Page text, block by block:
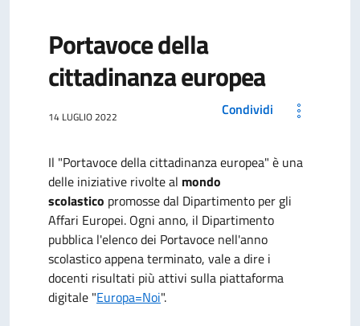
Portavoce della
cittadinanza europea
14 LUGLIO 2022 Condividi
Il "Portavoce della cittadinanza europea" è una
delle iniziative rivolte al mondo
scolastico promosse dal Dipartimento per gli
Affari Europei. Ogni anno, il Dipartimento
pubblica l'elenco dei Portavoce nell'anno
scolastico appena terminato, vale a dire i
docenti risultati più attivi sulla piattaforma
digitale "Europa=Noi".